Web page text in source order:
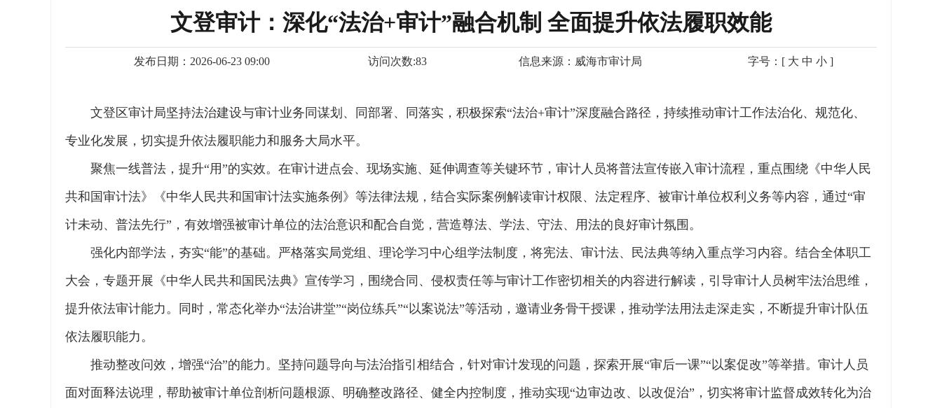
文登审计：深化“法治+审计”融合机制 全面提升依法履职效能
发布日期：2026-06-23 09:00 访问次数:83 信息来源： 威海市审计局 字号：[ 大 中 小 ]
文登区审计局坚持法治建设与审计业务同谋划、同部署、同落实，积极探索“法治+审计”深度融合路径，持续推动审计工作法治化、规范化、
专业化发展，切实提升依法履职能力和服务大局水平。
聚焦一线普法，提升“用”的实效。在审计进点会、现场实施、延伸调查等关键环节，审计人员将普法宣传嵌入审计流程，重点围绕《中华人民
共和国审计法》《中华人民共和国审计法实施条例》等法律法规，结合实际案例解读审计权限、法定程序、被审计单位权利义务等内容，通过“审
计未动、普法先行”，有效增强被审计单位的法治意识和配合自觉，营造尊法、学法、守法、用法的良好审计氛围。
强化内部学法，夯实“能”的基础。严格落实局党组、理论学习中心组学法制度，将宪法、审计法、民法典等纳入重点学习内容。结合全体职工
大会，专题开展《中华人民共和国民法典》宣传学习，围绕合同、侵权责任等与审计工作密切相关的内容进行解读，引导审计人员树牢法治思维，
提升依法审计能力。同时，常态化举办“法治讲堂”“岗位练兵”“以案说法”等活动，邀请业务骨干授课，推动学法用法走深走实，不断提升审计队伍
依法履职能力。
推动整改问效，增强“治”的能力。坚持问题导向与法治指引相结合，针对审计发现的问题，探索开展“审后一课”“以案促改”等举措。审计人员
面对面释法说理，帮助被审计单位剖析问题根源、明确整改路径、健全内控制度，推动实现“边审边改、以改促治”，切实将审计监督成效转化为治